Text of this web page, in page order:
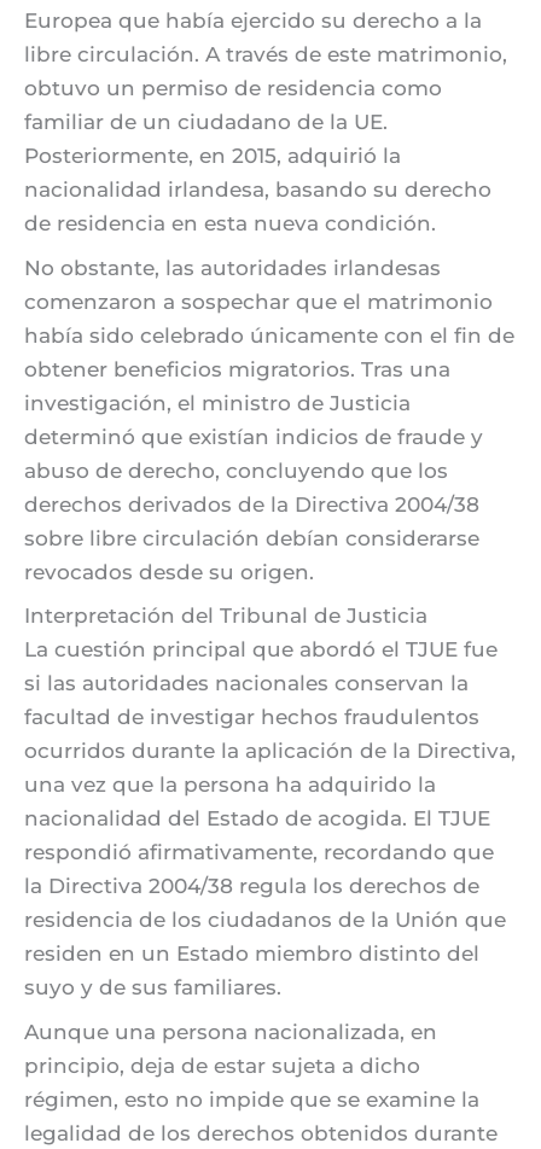
Europea que había ejercido su derecho a la
libre circulación. A través de este matrimonio,
obtuvo un permiso de residencia como
familiar de un ciudadano de la UE.
Posteriormente, en 2015, adquirió la
nacionalidad irlandesa, basando su derecho
de residencia en esta nueva condición.
No obstante, las autoridades irlandesas
comenzaron a sospechar que el matrimonio
había sido celebrado únicamente con el fin de
obtener beneficios migratorios. Tras una
investigación, el ministro de Justicia
determinó que existían indicios de fraude y
abuso de derecho, concluyendo que los
derechos derivados de la Directiva 2004/38
sobre libre circulación debían considerarse
revocados desde su origen.
Interpretación del Tribunal de Justicia
La cuestión principal que abordó el TJUE fue
si las autoridades nacionales conservan la
facultad de investigar hechos fraudulentos
ocurridos durante la aplicación de la Directiva,
una vez que la persona ha adquirido la
nacionalidad del Estado de acogida. El TJUE
respondió afirmativamente, recordando que
la Directiva 2004/38 regula los derechos de
residencia de los ciudadanos de la Unión que
residen en un Estado miembro distinto del
suyo y de sus familiares.
Aunque una persona nacionalizada, en
principio, deja de estar sujeta a dicho
régimen, esto no impide que se examine la
legalidad de los derechos obtenidos durante